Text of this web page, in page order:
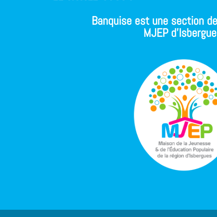
Banquise est une section
MJEP